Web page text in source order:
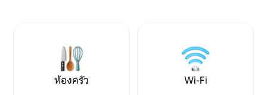
และมีระเบียงที่มีวิวหมู่บ้านและภูเขาที่น่าตื่น
ตาตื่นใจ ห้องนั่งเล่นตกแต่งด้วยโซฟาและ
เก้าอี้นวมที่สะดวกสบาย เหมาะสำหรับการ
พักผ่อนหลังจากสำรวจธรรมชาติมาทั้งวัน
ห้องครัว Wi-Fi